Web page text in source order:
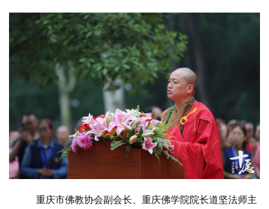
重庆市佛教协会副会长、重庆佛学院院长道坚法师主